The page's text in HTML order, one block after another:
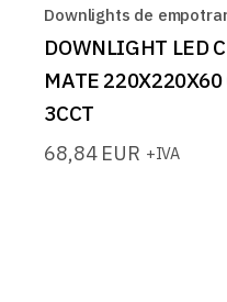
Downlights de
DOWNLIGHT LED
MATE
3CCT
68,84 EUR +IVA